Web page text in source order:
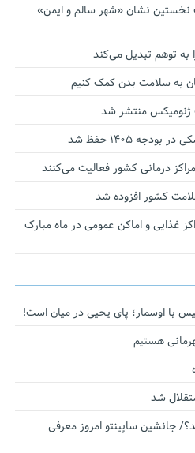
نشان «شهر سالم و ایمن»
به توهم تبدیل می‌کند
به سلامت بدن کمک کنیم
ژنومیکس منتشر شد
۱۴۰۵ حفظ شد
غذایی و اماکن عمومی در ماه مبارک
با اوسمار؛ پای یحیی در میان است!
هستیم
شد
جانشین ساپینتو امروز معرفی